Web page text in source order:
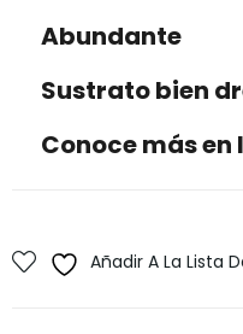
Abundante
Sustrato bien
Conoce más
Añadir A La Lista